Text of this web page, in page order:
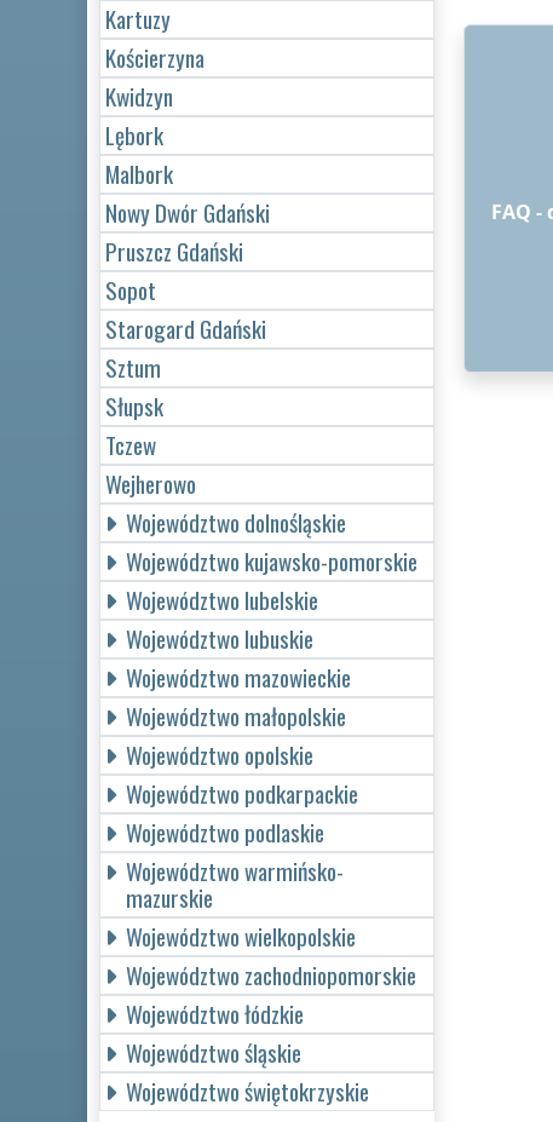
FAQ
Kartuzy
Kościerzyna
Kwidzyn
Lębork
Malbork
Nowy Dwór Gdański
Pruszcz Gdański
Sopot
Starogard Gdański
Sztum
Słupsk
Tczew
Wejherowo
Województwo dolnośląskie
Województwo kujawsko-pomorskie
Województwo lubelskie
Województwo lubuskie
Województwo mazowieckie
Województwo małopolskie
Województwo opolskie
Województwo podkarpackie
Województwo podlaskie
Województwo warmińsko-
mazurskie
Województwo wielkopolskie
Województwo zachodniopomorskie
Województwo łódzkie
Województwo śląskie
Województwo świętokrzyskie